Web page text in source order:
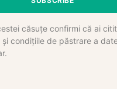
căsuțe confirmi că ai
condițiile de păstrare a